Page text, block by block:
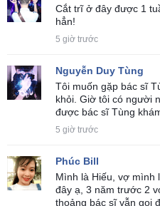
Cắt trĩ ở đây được 1
hẳn!
5 giờ trước
Nguyễn Duy Tùng
Tôi muốn gặp bác sĩ
khỏi. Giờ tôi có người
được bác sĩ Tùng
5 giờ trước
Phúc Bill
Mình là Hiếu, vợ mình
đây ạ, 3 năm trước 2
thoảng bác sĩ vẫn gọi